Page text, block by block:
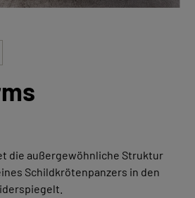
die außergewöhnliche Struktur
Schildkrötenpanzers in den